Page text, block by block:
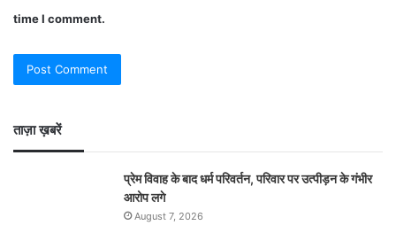
time I comment.
ताज़ा ख़बरें
प्रेम विवाह के बाद धर्म परिवर्तन, परिवार पर उत्पीड़न के गंभीर
आरोप लगे
August 7, 2026